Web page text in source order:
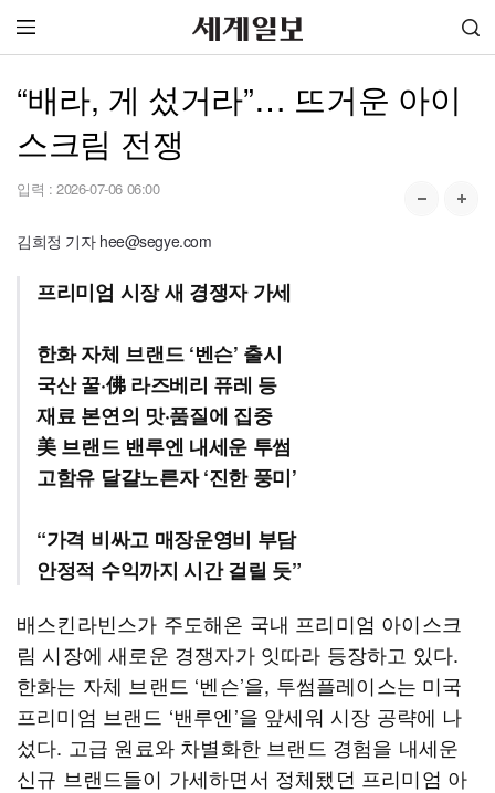
“배라, 게 섰거라”… 뜨거운 아이
스크림 전쟁
입력 : 2026-07-06 06:00
김희정 기자 hee@segye.com
프리미엄 시장 새 경쟁자 가세
한화 자체 브랜드 ‘벤슨’ 출시
국산 꿀·佛 라즈베리 퓨레 등
재료 본연의 맛·품질에 집중
美 브랜드 밴루엔 내세운 투썸
고함유 달걀노른자 ‘진한 풍미’
“가격 비싸고 매장운영비 부담
안정적 수익까지 시간 걸릴 듯”
배스킨라빈스가 주도해온 국내 프리미엄 아이스크
림 시장에 새로운 경쟁자가 잇따라 등장하고 있다.
한화는 자체 브랜드 ‘벤슨’을, 투썸플레이스는 미국
프리미엄 브랜드 ‘밴루엔’을 앞세워 시장 공략에 나
섰다. 고급 원료와 차별화한 브랜드 경험을 내세운
신규 브랜드들이 가세하면서 정체됐던 프리미엄 아